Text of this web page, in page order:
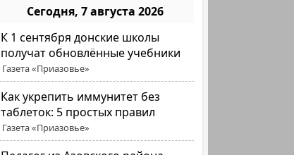
Сегодня, 7 августа 2026
К 1 сентября донские школы
получат обновлённые учебники
Газета «Приазовье»
Как укрепить иммунитет без
таблеток: 5 простых правил
Газета «Приазовье»